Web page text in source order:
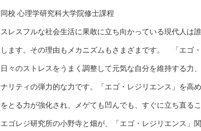
同校 心理学研究科大学院修士課程
スレスフルな社会生活に果敢に立ち向かっている現代人は
します。その理由もメカニズムもさまざまです。 「エゴ・
日々のストレスをうまく調整して元気な自分を維持する力
ナリティの弾力的な力です。「エゴ・レジリエンス」を高
をとる力が強化され、メゲても凹んでも、すぐに立ち直る
エゴレジ研究所の小野寺と畑が、「エゴ・レジリエンス」